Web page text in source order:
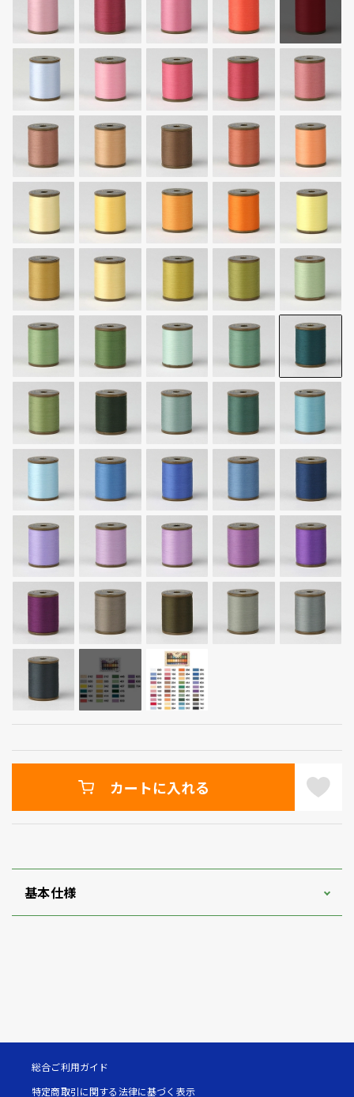
カートに入れる
基本仕様
総合ご利用ガイド
特定商取引に関する法律に基づく表示